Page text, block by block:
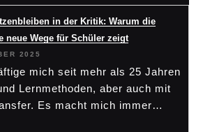
in der Kritik: Warum die
neue Wege für Schüler zeigt
2025
mich seit mehr als 25 Jahren
Lernmethoden, aber auch mit
Es macht mich immer…